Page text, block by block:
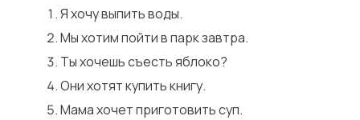
Я хочу выпить воды.
Мы хотим пойти в парк завтра.
Ты хочешь съесть яблоко?
Они хотят купить книгу.
Мама хочет приготовить суп.